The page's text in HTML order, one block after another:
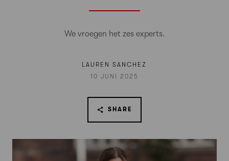
We vroegen het zes experts.
LAUREN SANCHEZ
10 JUNI 2025
SHARE